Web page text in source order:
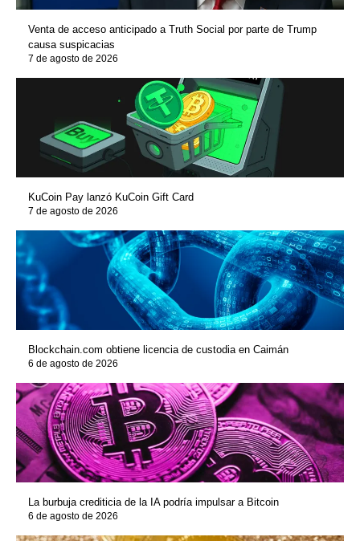
Venta de acceso anticipado a Truth Social por parte de Trump
causa suspicacias
7 de agosto de 2026
KuCoin Pay lanzó KuCoin Gift Card
7 de agosto de 2026
Blockchain.com obtiene licencia de custodia en Caimán
6 de agosto de 2026
La burbuja crediticia de la IA podría impulsar a Bitcoin
6 de agosto de 2026